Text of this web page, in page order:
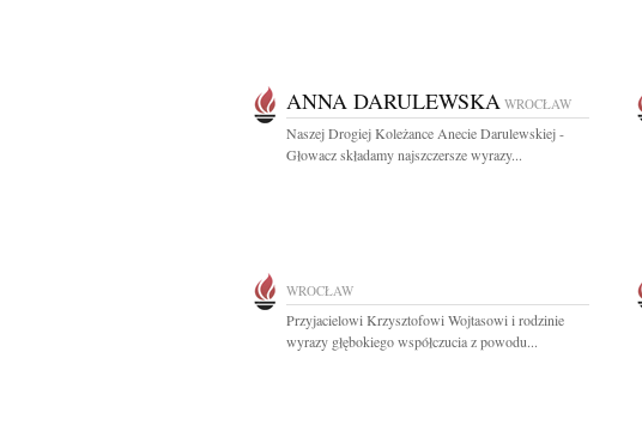
ANNA DARULEWSKA WROCŁAW
Naszej Drogiej Koleżance Anecie Darulewskiej -
Głowacz składamy najszczersze wyrazy...
WROCŁAW
Przyjacielowi Krzysztofowi Wojtasowi i rodzinie
wyrazy głębokiego współczucia z powodu...